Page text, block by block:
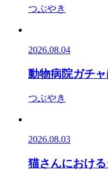
つぶやき
2026.08.04
動物病院ガチ
つぶやき
2026.08.03
猫さんにおけ